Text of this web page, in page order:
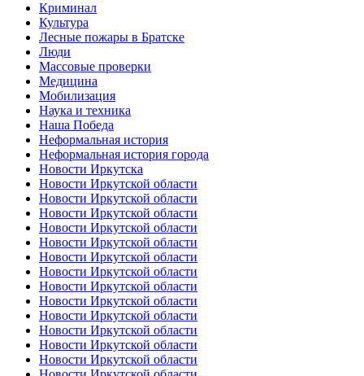
Криминал
Культура
Лесные пожары в Братске
Люди
Массовые проверки
Медицина
Мобилизация
Наука и техника
Наша Победа
Неформальная история
Неформальная история города
Новости Иркутска
Новости Иркутской области
Новости Иркутской области
Новости Иркутской области
Новости Иркутской области
Новости Иркутской области
Новости Иркутской области
Новости Иркутской области
Новости Иркутской области
Новости Иркутской области
Новости Иркутской области
Новости Иркутской области
Новости Иркутской области
Новости Иркутской области